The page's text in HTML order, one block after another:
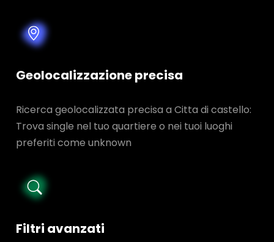
Geolocalizzazione precisa
Ricerca geolocalizzata precisa a Citta di castello:
Trova single nel tuo quartiere o nei tuoi luoghi
preferiti come unknown
Filtri avanzati